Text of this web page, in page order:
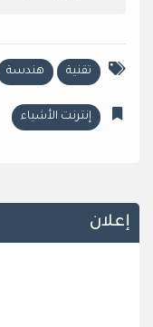
تقنية هندسة
إنترنت الأشياء
إعلان